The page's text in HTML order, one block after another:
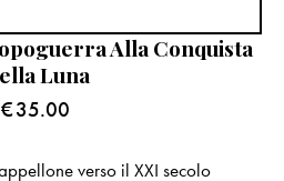
Alla Conquista
Luna
€35.00